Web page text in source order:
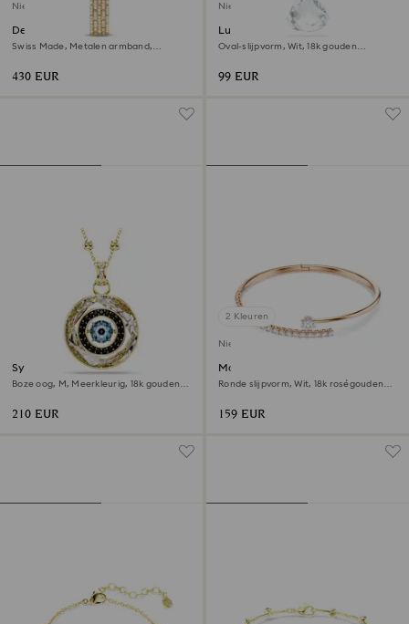
Nieuw
Dextera octagon horloge
Swiss Made, Metalen armband,
430 EUR
Nieuw
Lunar hanger
Oval-slijpvorm, Wit, ‎18k gouden
99 EUR
Symbolica hanger
Boze oog, M, Meerkleurig, ‎18k gouden
210 EUR
2 Kleuren
Nieuw
Matrix armband
Ronde slijpvorm, Wit, 18k roségouden
159 EUR